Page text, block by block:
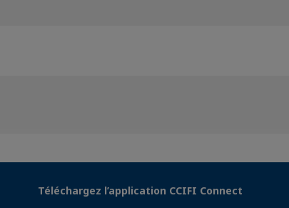
Téléchargez l’application CCIFI Connect